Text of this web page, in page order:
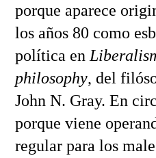
porque aparece
los años 80 como
política en
philosophy, del
John N. Gray. En
porque viene
regular para los